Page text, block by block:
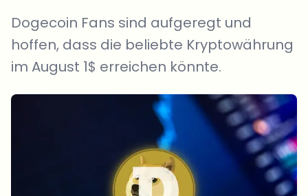
Dogecoin Fans sind aufgeregt und
hoffen, dass die beliebte Kryptowährung
im August 1$ erreichen könnte.